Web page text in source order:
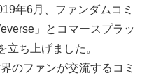
年6月、ファンダムコミ
」とコマースプラッ
立ち上げました。
のファンが交流するコミ